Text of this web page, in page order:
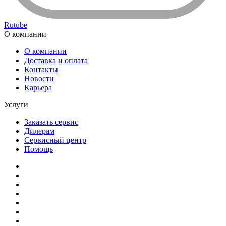
Rutube
О компании
О компании
Доставка и оплата
Контакты
Новости
Карьера
Услуги
Заказать сервис
Дилерам
Сервисный центр
Помощь